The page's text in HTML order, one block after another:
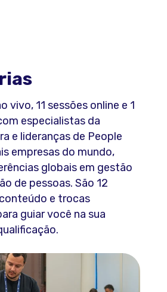
vivo, 11 sessões online e 1
especialistas da
e lideranças de People
empresas do mundo,
globais em gestão
de pessoas. São 12
e trocas
guiar você na sua